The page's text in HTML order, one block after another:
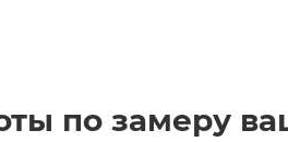
по замеру